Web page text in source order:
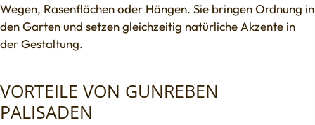
Wegen, Rasenflächen oder Hängen. Sie bringen Ordnung in
den Garten und setzen gleichzeitig natürliche Akzente in
der Gestaltung.
VORTEILE VON GUNREBEN
PALISADEN